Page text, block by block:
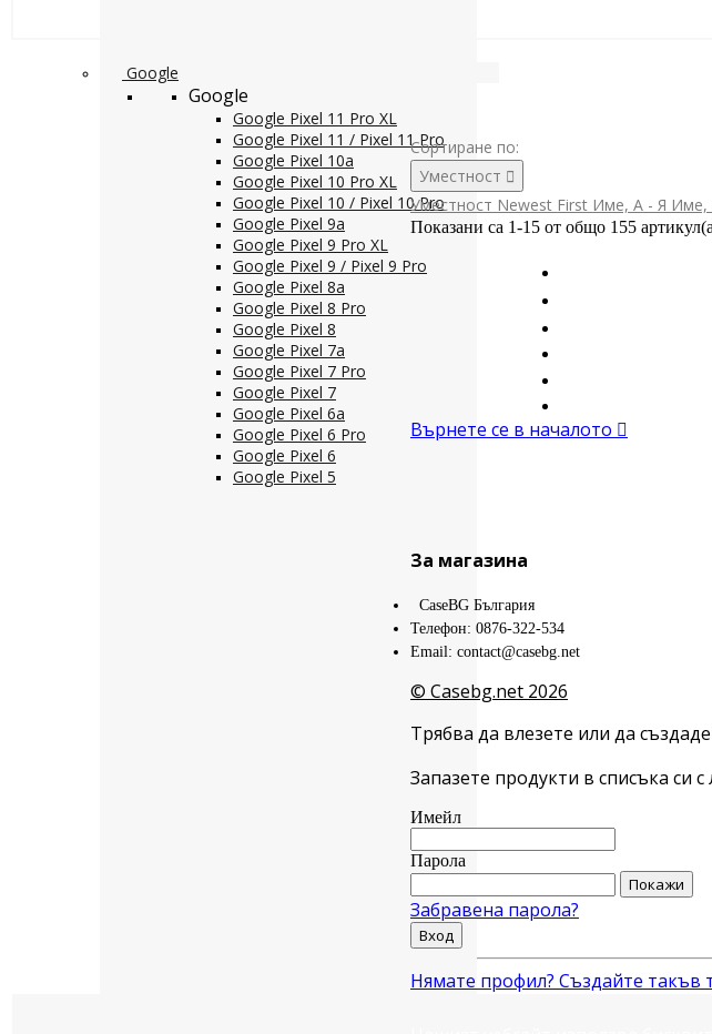
Google
Google
Google Pixel 11 Pro XL
Google Pixel 11 / Pixel 11 Pro
Google Pixel 10a
Google Pixel 10 Pro XL
Google Pixel 10 / Pixel 10 Pro
Google Pixel 9a
Google Pixel 9 Pro XL
Google Pixel 9 / Pixel 9 Pro
Google Pixel 8a
Google Pixel 8 Pro
Google Pixel 8
Google Pixel 7a
Google Pixel 7 Pro
Google Pixel 7
Google Pixel 6a
Google Pixel 6 Pro
Google Pixel 6
Google Pixel 5
Сортиране по:
Уместност 
Уместност Newest First Име, А - Я Име,
Показани са 1-15 от общо 155
Върнете се в началото 
За магазина
CaseBG България
Телефон: 0876-322-534
Email: contact@casebg.net
© Casebg.net 2026
Трябва да влезете или да
Запазете продукти в списъка си
Имейл
Парола
Покажи
Забравена парола?
Вход
Нямате профил? Създайте такъв